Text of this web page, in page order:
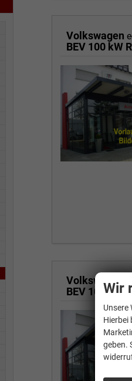
Volkswagen
BEV 100 kW
Volkswagen
BEV 100 kW
Wir
Unsere
Hierbei
geben.